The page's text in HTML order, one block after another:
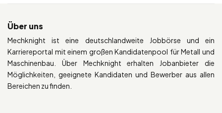
Über uns
Mechknight ist eine deutschlandweite Jobbörse und ein
Karriereportal mit einem großen Kandidatenpool für Metall und
Maschinenbau. Über Mechknight erhalten Jobanbieter die
Möglichkeiten, geeignete Kandidaten und Bewerber aus allen
Bereichen zu finden.